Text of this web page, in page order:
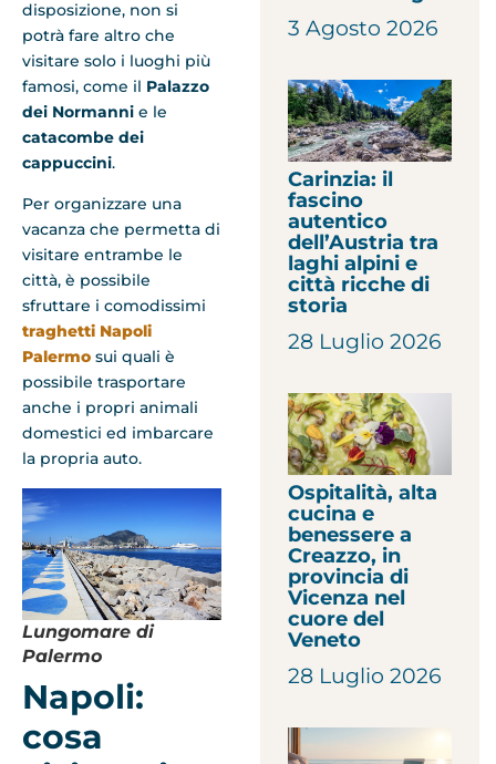
disposizione, non si
potrà fare altro che
visitare solo i luoghi più
famosi, come il Palazzo
dei Normanni e le
catacombe dei
cappuccini.
Per organizzare una
vacanza che permetta di
visitare entrambe le
città, è possibile
sfruttare i comodissimi
traghetti Napoli
Palermo sui quali è
possibile trasportare
anche i propri animali
domestici ed imbarcare
la propria auto.
Lungomare di
Palermo
Napoli:
cosa
3 Agosto 2026
Carinzia: il
fascino
autentico
dell’Austria tra
laghi alpini e
città ricche di
storia
28 Luglio 2026
Ospitalità, alta
cucina e
benessere a
Creazzo, in
provincia di
Vicenza nel
cuore del
Veneto
28 Luglio 2026